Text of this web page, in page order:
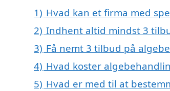
1) Hvad kan et firma med
2) Indhent altid mindst 3
3) Få nemt 3 tilbud på
4) Hvad koster
5) Hvad er med til at